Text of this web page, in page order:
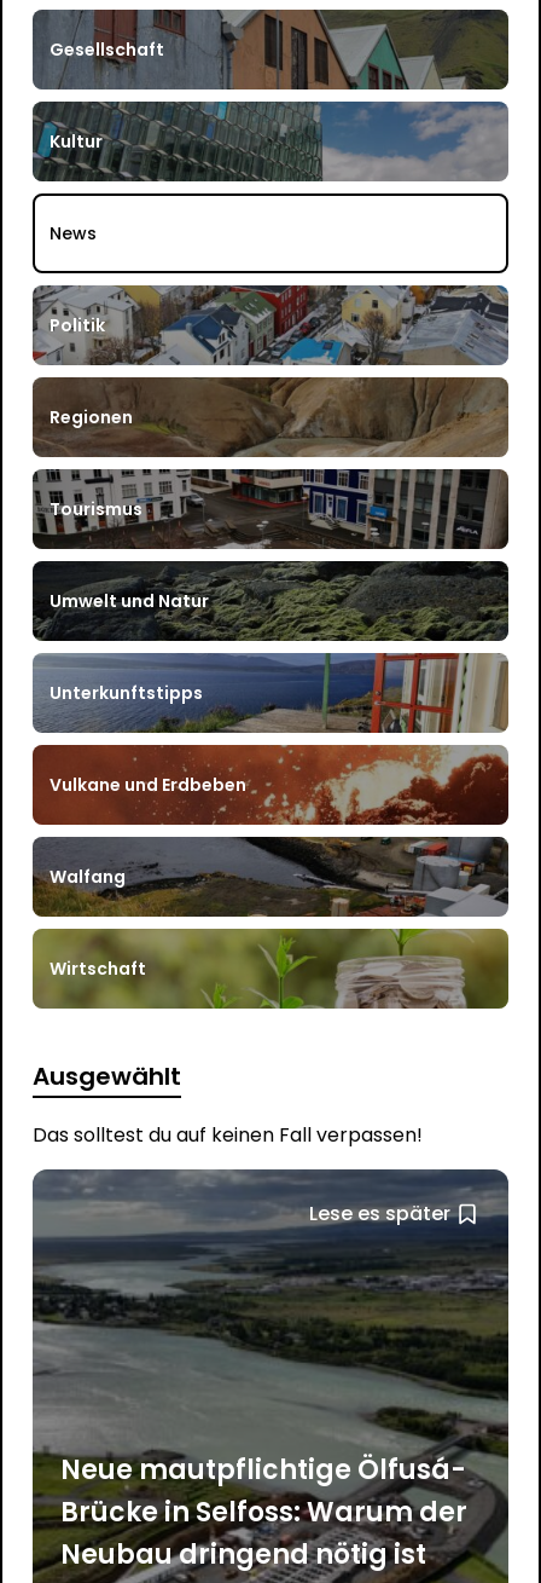
Gesellschaft
Kultur
News
Politik
Regionen
Tourismus
Umwelt und Natur
Unterkunftstipps
Vulkane und Erdbeben
Walfang
Wirtschaft
Ausgewählt
Das solltest du auf keinen Fall verpassen!
Lese es später
Neue mautpflichtige Ölfusá-
Brücke in Selfoss: Warum der
Neubau dringend nötig ist